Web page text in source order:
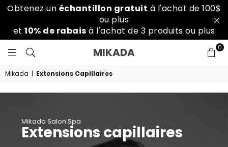
Obtenez un échantillon gratuit à l'achat de 100$
ou plus
et 10% de rabais à l'achat de 3 produits ou plus
MIKADAMIKADA 0
Mikada | Extensions Capillaires
Mikada Salon Spa
Extensions capillaires